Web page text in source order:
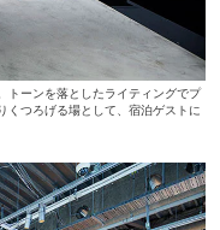
トーンを落としたライティングでプ
くつろげる場として、宿泊ゲストに